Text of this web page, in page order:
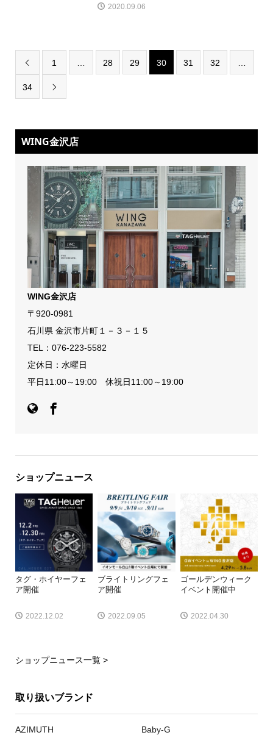
2020.09.06
 1 … 28 29 30 31 32 …
34 
WING金沢店
WING金沢店
〒920-0981
石川県 金沢市片町１－３－１５
TEL： 076-223-5582
定休日：水曜日
平日11:00～19:00 休祝日11:00～19:00
ショップニュース
タグ・ホイヤーフェ
ア開催
2022.12.02
ブライトリングフェ
ア開催
2022.09.05
ゴールデンウィーク
イベント開催中
2022.04.30
ショップニュース一覧 >
取り扱いブランド
AZIMUTH Baby-G